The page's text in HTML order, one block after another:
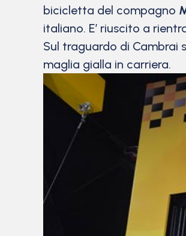
bicicletta del compagno
italiano. E’ riuscito a
Sul traguardo di Cambrai
maglia gialla in carriera.